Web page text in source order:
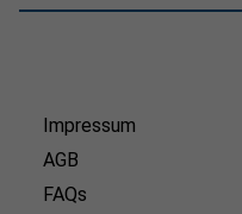
Impressum
AGB
FAQs